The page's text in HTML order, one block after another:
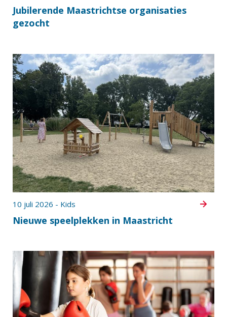
Jubilerende Maastrichtse organisaties
gezocht
Nieuwe speelplekken in Maastricht
10 juli 2026 - Kids